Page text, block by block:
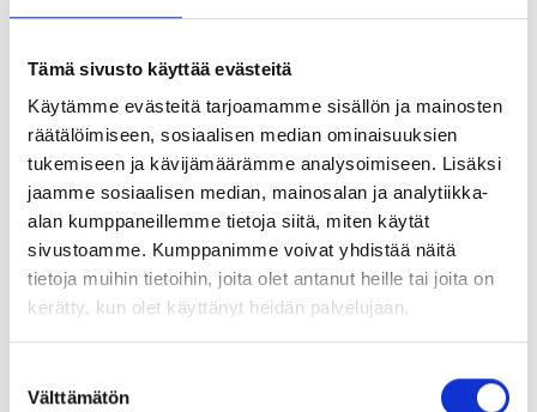
Tämä sivusto käyttää evästeitä
Käytämme evästeitä tarjoamamme sisällön ja mainosten
räätälöimiseen, sosiaalisen median ominaisuuksien
tukemiseen ja kävijämäärämme analysoimiseen. Lisäksi
jaamme sosiaalisen median, mainosalan ja analytiikka-
alan kumppaneillemme tietoja siitä, miten käytät
sivustoamme. Kumppanimme voivat yhdistää näitä
tietoja muihin tietoihin, joita olet antanut heille tai joita on
kerätty, kun olet käyttänyt heidän palvelujaan.
Välttämätön
rakentaa järjestelmään. Tätä täytyisi siis edeltää pohdinta
millä prosessilla ja sisällöllä pyritään vaikuttavuutta
saamaan aikaan.
Täytyisi.
Asiantuntijavetoisessa mallissa vakiointia ei välttämättä
ole ollenkaan, vaan toiminta riippuu täysin asiantuntijasta ja
hänen kokemushistoriastaan. Etenkin työterveyshuollossa
tuntuu edelleen olevan vallalla yksilö(asiantuntija)-lähtöinen
terveyden ja hyvinvointiin liittyvä tietojen antaminen,
neuvonta ja ohjaus. Kun ei ole prosessia, ei ole oikeastaan
myös mitään mitä olisi järkevä mitata. Kun ei ole mitä
mitata, ei voida toimintaa myös kehittää järjestelmällisesti.